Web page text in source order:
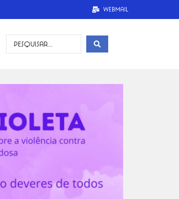
Webmail